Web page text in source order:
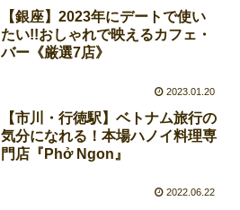
【銀座】2023年にデートで使い
たい!!おしゃれで映えるカフェ・
バー《厳選7店》
2023.01.20
【市川・行徳駅】ベトナム旅行の
気分になれる！本場ハノイ料理専
門店『Phở Ngon』
2022.06.22